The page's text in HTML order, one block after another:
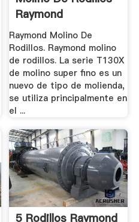
Raymond
Raymond Molino De
Rodillos. Raymond molino
de rodillos. La serie T130X
de molino super fino es un
nuevo de tipo de molienda,
se utiliza principalmente en
el ...
5 Rodillos Raymond